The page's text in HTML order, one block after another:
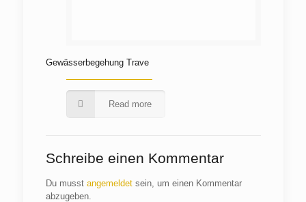
Gewässerbegehung Trave
Read more
Schreibe einen Kommentar
Du musst angemeldetsein, um einen Kommentar
abzugeben.